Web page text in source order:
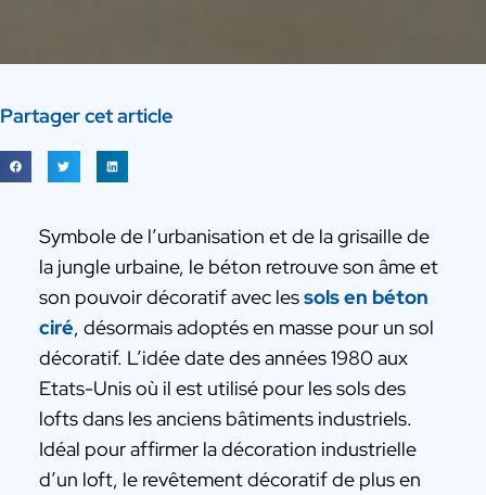
Partager cet article
Symbole de l’urbanisation et de la grisaille de
la jungle urbaine, le béton retrouve son âme et
son pouvoir décoratif avec lessols en béton
ciré, désormais adoptés en masse pour un sol
décoratif. L’idée date des années 1980 aux
Etats-Unis où il est utilisé pour les sols des
lofts dans les anciens bâtiments industriels.
Idéal pour affirmer la décoration industrielle
d’un loft, le revêtement décoratif de plus en